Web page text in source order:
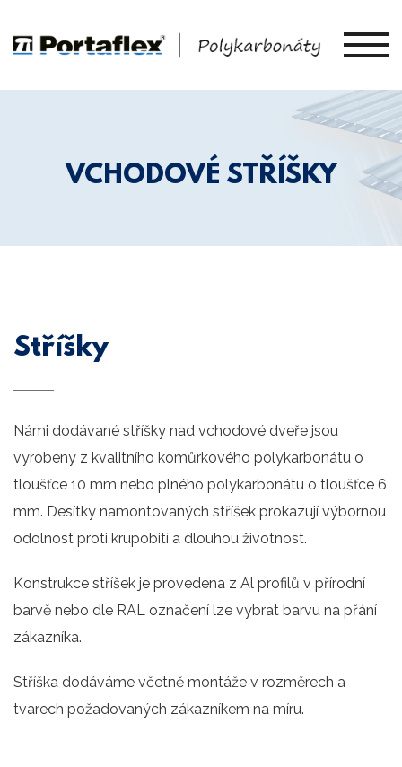
VCHODOVÉ STŘÍŠKY
Stříšky
Námi dodávané stříšky nad vchodové dveře jsou
vyrobeny z kvalitního komůrkového polykarbonátu o
tloušťce 10 mm nebo plného polykarbonátu o tloušťce 6
mm. Desítky namontovaných stříšek prokazují výbornou
odolnost proti krupobití a dlouhou životnost.
Konstrukce stříšek je provedena z Al profilů v přírodní
barvě nebo dle RAL označení lze vybrat barvu na přání
zákazníka.
Stříška dodáváme včetně montáže v rozměrech a
tvarech požadovaných zákazníkem na míru.